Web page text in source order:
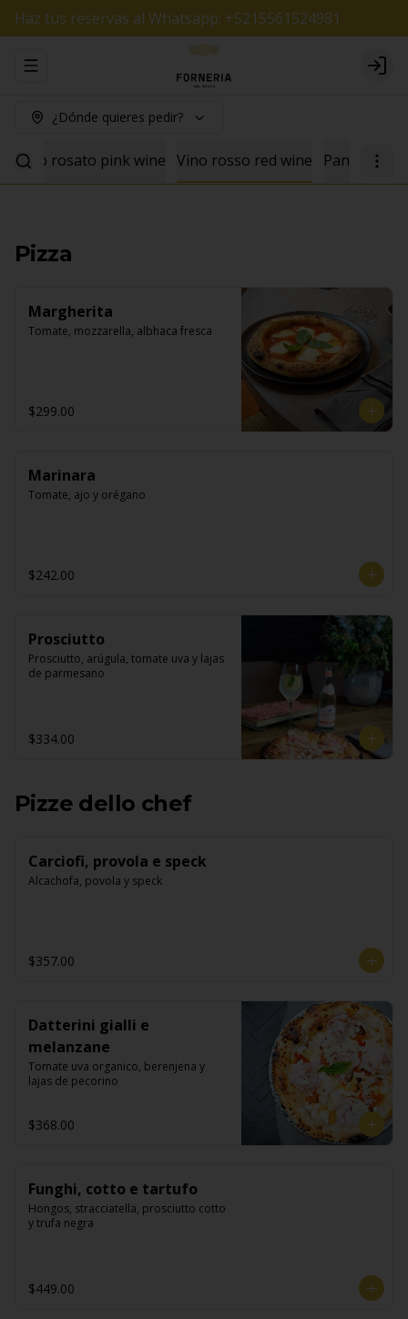
Haz tus reservas al Whatsapp: +5215561524981
Abrir menu de navegación Login
¿Dónde quieres pedir?
Vino rosato pink wine Vino rosso red wine Pan
Pizza
Margherita
Tomate, mozzarella, albhaca fresca
$299.00
Marinara
Tomate, ajo y orégano
$242.00
Prosciutto
Prosciutto, arúgula, tomate uva y lajas
de parmesano
$334.00
Pizze dello chef
Carciofi, provola e speck
Alcachofa, povola y speck
$357.00
Datterini gialli e
melanzane
Tomate uva organico, berenjena y
lajas de pecorino
$368.00
Funghi, cotto e tartufo
Hongos, stracciatella, prosciutto cotto
y trufa negra
$449.00